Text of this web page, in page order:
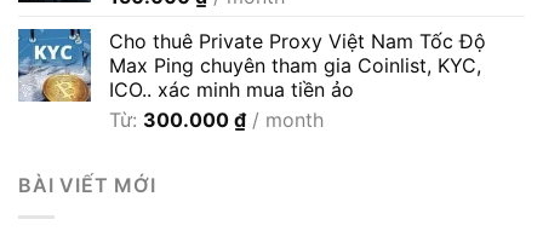
Cho thuê Private Proxy Việt Nam Tốc Độ
Max Ping chuyên tham gia Coinlist, KYC,
ICO.. xác minh mua tiền ảo
Từ: 300.000 ₫ / month
BÀI VIẾT MỚI